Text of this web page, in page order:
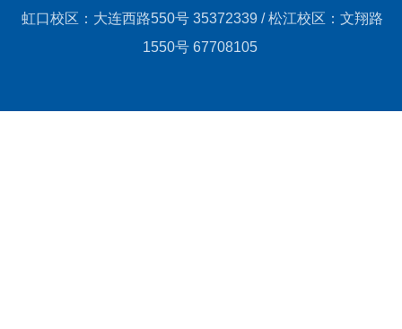
虹口校区：大连西路550号 35372339 / 松江校区：文翔路
1550号 67708105